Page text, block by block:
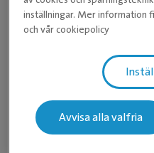
Måndag
Fredag
inställningar. Mer information
och vår cookiepolicy
Avvisa alla valfria